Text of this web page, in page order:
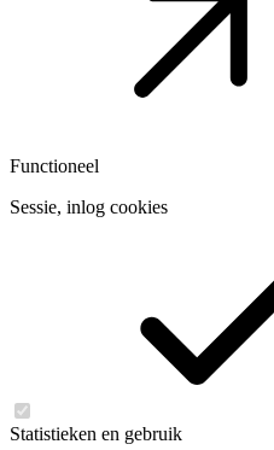
Functioneel
Sessie, inlog cookies
Statistieken en gebruik